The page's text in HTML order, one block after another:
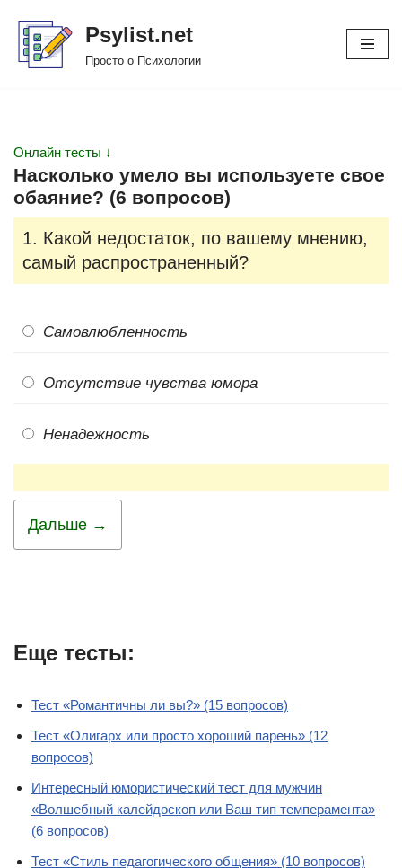
Перейти
Psylist.net
Просто о Психологии
Онлайн тесты ↓
Насколько умело вы используете свое
обаяние? (6 вопросов)
1. Какой недостаток, по вашему мнению,
самый распространенный?
Самовлюбленность
Отсутствие чувства юмора
Ненадежность
Дальше →
Еще тесты:
Тест «Романтичны ли вы?» (15 вопросов)
Тест «Олигарх или просто хороший парень» (12
вопросов)
Интересный юмористический тест для мужчин
«Волшебный калейдоскоп или Ваш тип темперамента»
(6 вопросов)
Тест «Стиль педагогического общения» (10 вопросов)